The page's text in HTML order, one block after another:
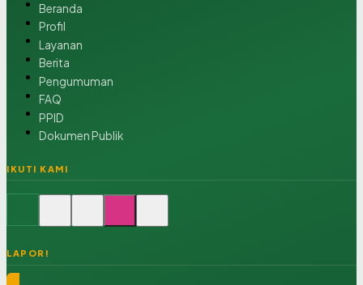
Beranda
Profil
Layanan
Berita
Pengumuman
FAQ
PPID
Dokumen Publik
IKUTI KAMI
LAPOR!